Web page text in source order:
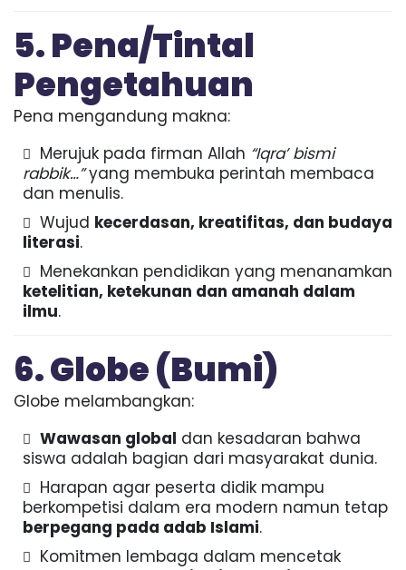
5. Pena/Tintal
Pengetahuan
Pena mengandung makna:
Merujuk pada firman Allah “Iqra’ bismi
rabbik…”yang membuka perintah membaca
dan menulis.
Wujud kecerdasan, kreatifitas, dan budaya
literasi.
Menekankan pendidikan yang menanamkan
ketelitian, ketekunan dan amanah dalam
ilmu.
6. Globe (Bumi)
Globe melambangkan:
Wawasan global dan kesadaran bahwa
siswa adalah bagian dari masyarakat dunia.
Harapan agar peserta didik mampu
berkompetisi dalam era modern namun tetap
berpegang pada adab Islami.
Komitmen lembaga dalam mencetak